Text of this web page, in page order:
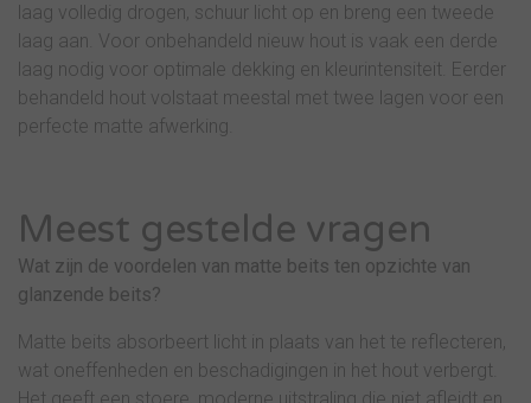
laag volledig drogen, schuur licht op en breng een tweede
laag aan. Voor onbehandeld nieuw hout is vaak een derde
laag nodig voor optimale dekking en kleurintensiteit. Eerder
behandeld hout volstaat meestal met twee lagen voor een
perfecte matte afwerking.
Meest gestelde vragen
Wat zijn de voordelen van matte beits ten opzichte van
glanzende beits?
Matte beits absorbeert licht in plaats van het te reflecteren,
wat oneffenheden en beschadigingen in het hout verbergt.